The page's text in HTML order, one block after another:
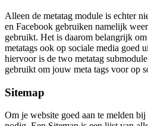
Alleen de metatag module is echter
en Facebook gebruiken namelijk
gebruikt. Het is daarom belangrijk
metatags ook op sociale media goed
hiervoor is de two metatag
gebruikt om jouw meta tags voor op
Sitemap
Om je website goed aan te melden